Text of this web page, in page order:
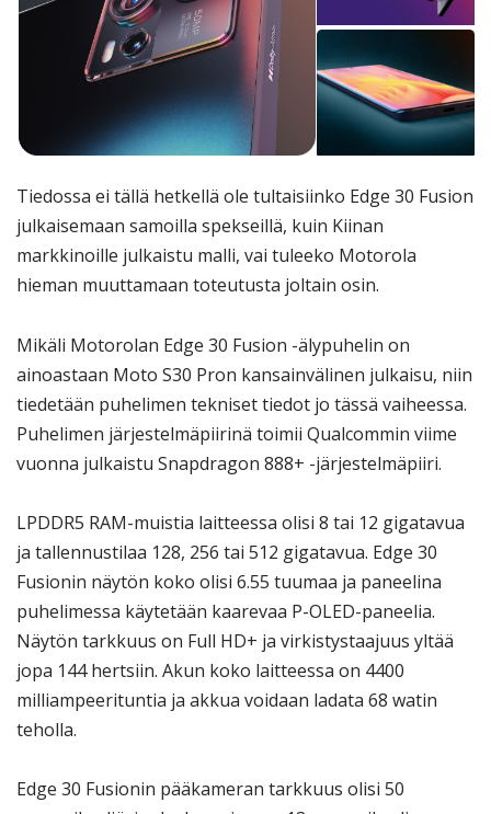
Tiedossa ei tällä hetkellä ole tultaisiinko Edge 30 Fusion
julkaisemaan samoilla spekseillä, kuin Kiinan
markkinoille julkaistu malli, vai tuleeko Motorola
hieman muuttamaan toteutusta joltain osin.
Mikäli Motorolan Edge 30 Fusion -älypuhelin on
ainoastaan Moto S30 Pron kansainvälinen julkaisu, niin
tiedetään puhelimen tekniset tiedot jo tässä vaiheessa.
Puhelimen järjestelmäpiirinä toimii Qualcommin viime
vuonna julkaistu Snapdragon 888+ -järjestelmäpiiri.
LPDDR5 RAM-muistia laitteessa olisi 8 tai 12 gigatavua
ja tallennustilaa 128, 256 tai 512 gigatavua. Edge 30
Fusionin näytön koko olisi 6.55 tuumaa ja paneelina
puhelimessa käytetään kaarevaa P-OLED-paneelia.
Näytön tarkkuus on Full HD+ ja virkistystaajuus yltää
jopa 144 hertsiin. Akun koko laitteessa on 4400
milliampeerituntia ja akkua voidaan ladata 68 watin
teholla.
Edge 30 Fusionin pääkameran tarkkuus olisi 50